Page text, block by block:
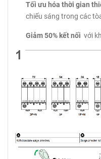
Tối ưu hóa thời gian
chiếu sáng trong các
Giảm 50% kết nối với